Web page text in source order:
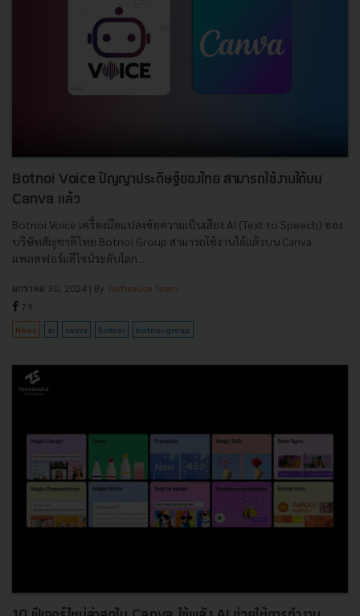
Botnoi Voice ปัญญาประดิษฐ์ของไทย สามารถใช้งานได้บน
Canva แล้ว
Botnoi Voice เครื่องมือแปลงข้อความเป็นเสียง AI (Text to Speech) ของ
บริษัทสัญชาติไทย Botnoi Group สามารถใช้งานได้แล้วบน Canva
แพลตฟอร์มดีไซน์ระดับโลก...
มกราคม 30, 2024 | By Techsauce Team
79
News ai canva Botnoi botnoi-group